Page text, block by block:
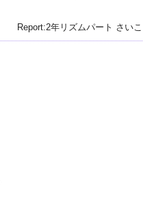
Report:2年リズムパート さいこ